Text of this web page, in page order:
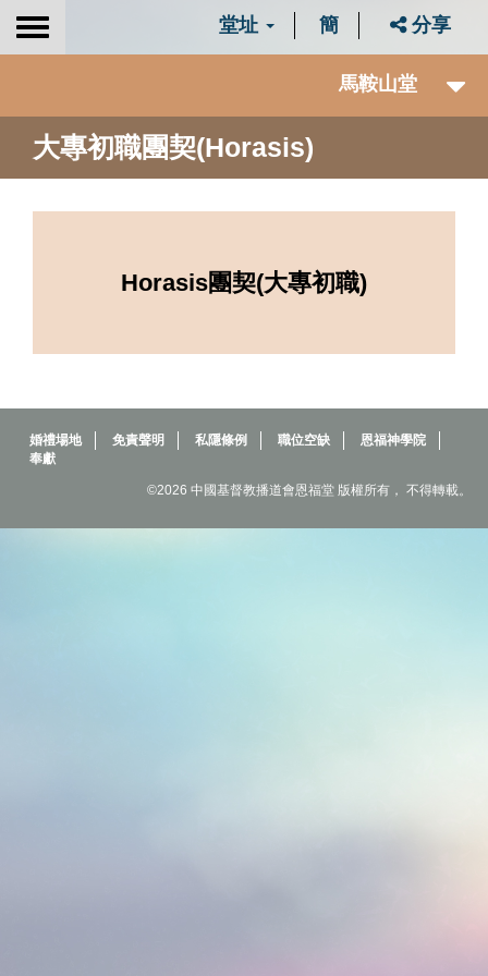
Toggle
堂址 簡 分享
馬鞍山堂
大專初職團契(Horasis)
Horasis團契(大專初職)
婚禮場地 免責聲明 私隱條例 職位空缺
恩福神學院
奉獻
©2026 中國基督教播道會恩福堂 版權所有， 不得轉載。